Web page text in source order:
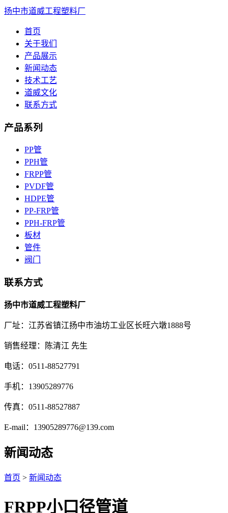
扬中市道威工程塑料厂
首页
关于我们
产品展示
新闻动态
技术工艺
道威文化
联系方式
产品系列
PP管
PPH管
FRPP管
PVDF管
HDPE管
PP-FRP管
PPH-FRP管
板材
管件
阀门
联系方式
扬中市道威工程塑料厂
厂址：江苏省镇江扬中市油坊工业区长旺六墩1888号
销售经理：陈清江 先生
电话：0511-88527791
手机：13905289776
传真：0511-88527887
E-mail：13905289776@139.com
新闻动态
首页 > 新闻动态
FRPP小口径管道